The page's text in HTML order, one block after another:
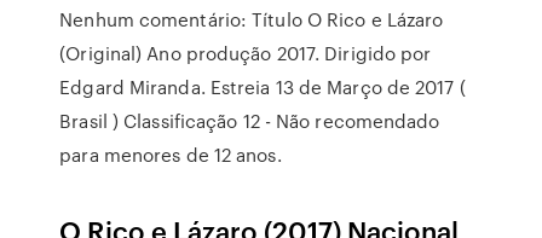
Nenhum comentário: Título O Rico e Lázaro
(Original) Ano produção 2017. Dirigido por
Edgard Miranda. Estreia 13 de Março de 2017 (
Brasil ) Classificação 12 - Não recomendado
para menores de 12 anos.
O Rico e Lázaro (2017) Nacional